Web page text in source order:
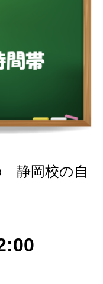
静岡校の自